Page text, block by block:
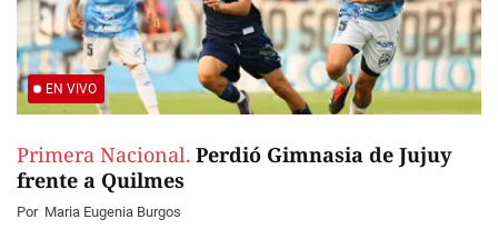
EN VIVO
Primera Nacional. Perdió Gimnasia de Jujuy
frente a Quilmes
Por Maria Eugenia Burgos